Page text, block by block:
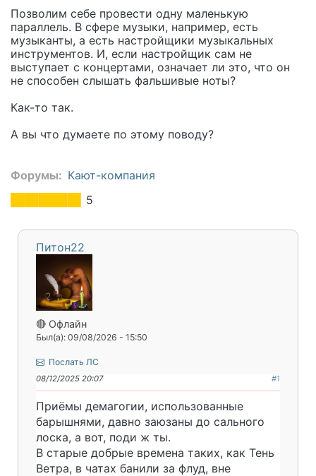
Позволим себе провести одну маленькую
параллель. В сфере музыки, например, есть
музыканты, а есть настройщики музыкальных
инструментов. И, если настройщик сам не
выступает с концертами, означает ли это, что он
не способен слышать фальшивые ноты?
Как-то так.
А вы что думаете по этому поводу?
Форумы Кают-компания
5
Питон22
🔴 Офлайн
Был(а): 09/08/2026 - 15:50
Послать ЛС
08/12/2025 20:07 #1
Приёмы демагогии, использованные
барышнями, давно заюзаны до сального
лоска, а вот, поди ж ты.
В старые добрые времена таких, как Тень
Ветра, в чатах банили за флуд, вне